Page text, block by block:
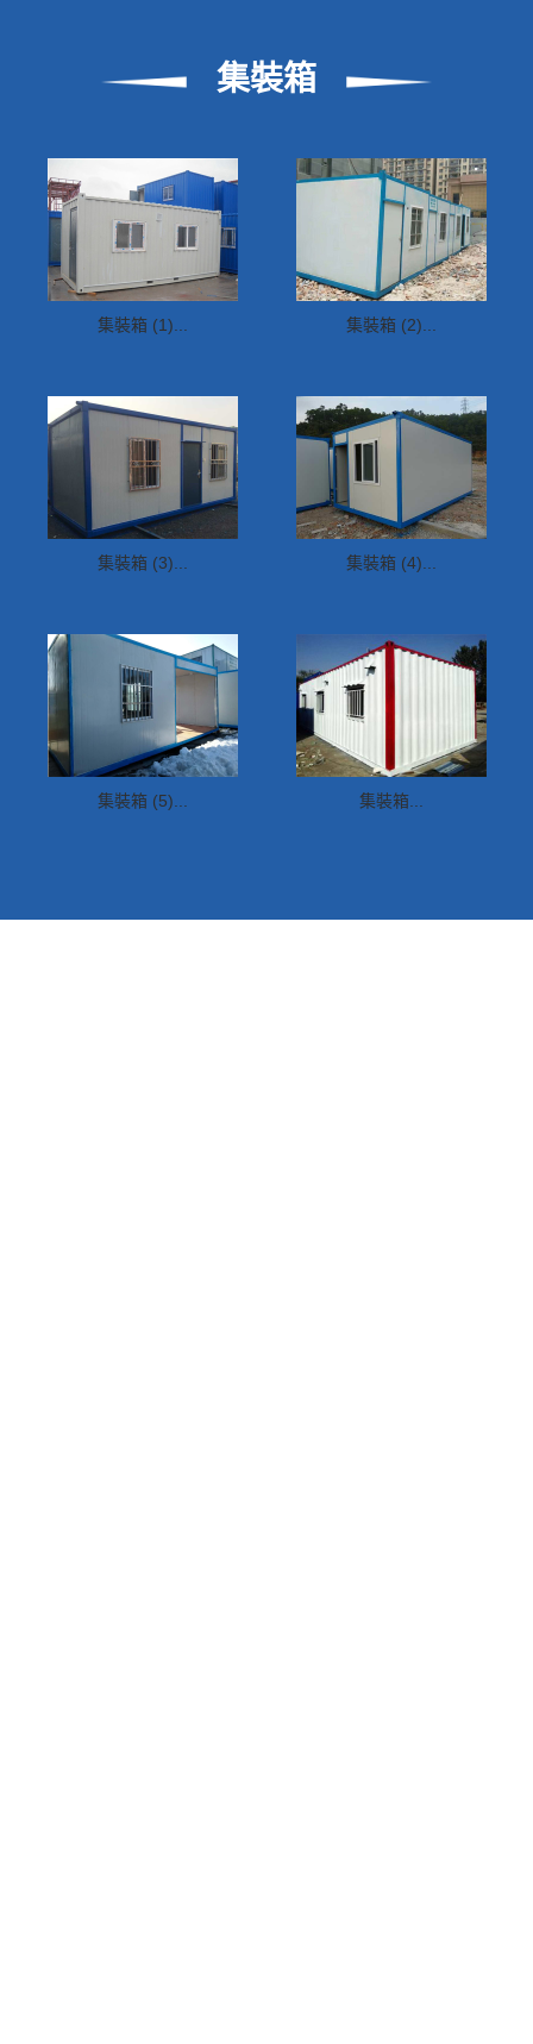
集裝箱
集裝箱 (1)... 集裝箱 (2)...
集裝箱 (3)... 集裝箱 (4)...
集裝箱 (5)... 集裝箱...